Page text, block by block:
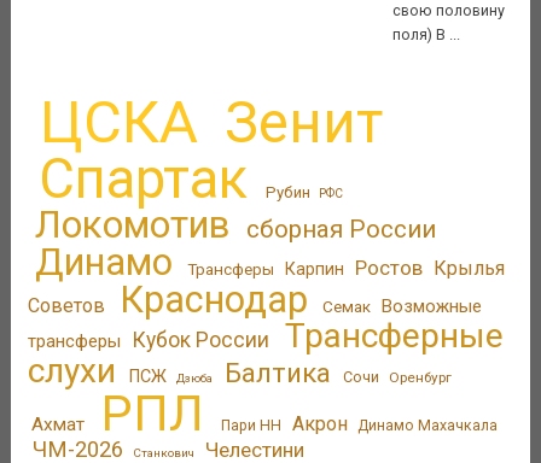
свою половину
поля) В ...
ЦСКА Зенит
Спартак Рубин РФС
Локомотив сборная России
Динамо Трансферы Карпин Ростов Крылья
Советов
Краснодар Семак Возможные
трансферы
Кубок России
Трансферные
слухи
ПСЖ Дзюба Балтика Сочи Оренбург
Ахмат РПЛ Пари НН Акрон Динамо Махачкала
ЧМ-2026 Станкович Челестини